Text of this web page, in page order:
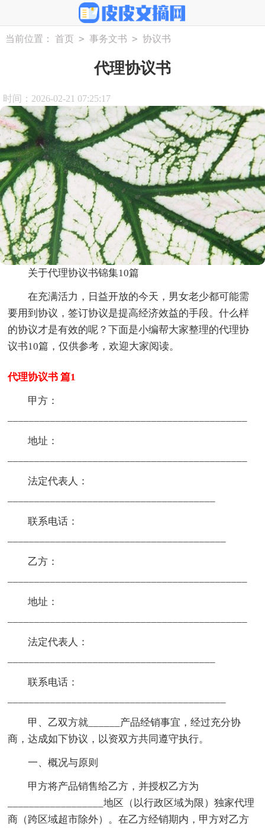
当前位置： 首页 > 事务文书 > 协议书
代理协议书
时间：2026-02-21 07:25:17
关于代理协议书锦集10篇
在充满活力，日益开放的今天，男女老少都可能需
要用到协议，签订协议是提高经济效益的手段。什么样
的协议才是有效的呢？下面是小编帮大家整理的代理协
议书10篇，仅供参考，欢迎大家阅读。
代理协议书 篇1
甲方：
地址：
法定代表人：
联系电话：
乙方：
地址：
法定代表人：
联系电话：
甲、乙双方就______产品经销事宜，经过充分协
商，达成如下协议，以资双方共同遵守执行。
一、概况与原则
甲方将产品销售给乙方，并授权乙方为
__________________地区（以行政区域为限）独家代理
商（跨区域超市除外）。在乙方经销期内，甲方对乙方